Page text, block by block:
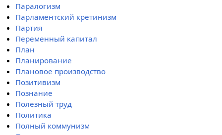
Паралогизм
Парламентский кретинизм
Партия
Переменный капитал
План
Планирование
Плановое производство
Позитивизм
Познание
Полезный труд
Политика
Полный коммунизм